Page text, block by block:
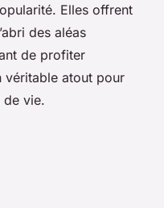
Elles offrent
des aléas
de profiter
véritable atout pour
de vie.